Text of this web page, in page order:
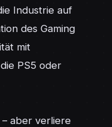
Industrie auf
des Gaming
mit
PS5 oder
– aber verliere